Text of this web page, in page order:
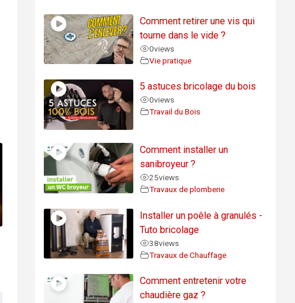
Comment retirer une vis qui
tourne dans le vide ?
0views
Vie pratique
5 astuces bricolage du bois
0views
Travail du Bois
Comment installer un
sanibroyeur ?
25views
Travaux de plomberie
Installer un poêle à granulés -
Tuto bricolage
38views
Travaux de Chauffage
Comment entretenir votre
chaudière gaz ?